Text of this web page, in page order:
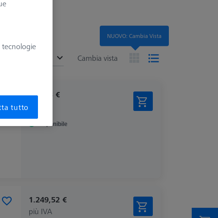
Cambia vista
787,53 €
Disponibile
1.249,52 €
più IVA
NUOVO: Cambia Vista
tutto